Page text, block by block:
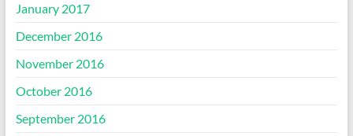
January 2017
December 2016
November 2016
October 2016
September 2016